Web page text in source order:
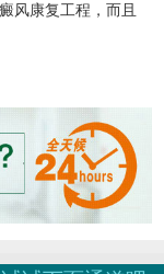
风康复工程，而且